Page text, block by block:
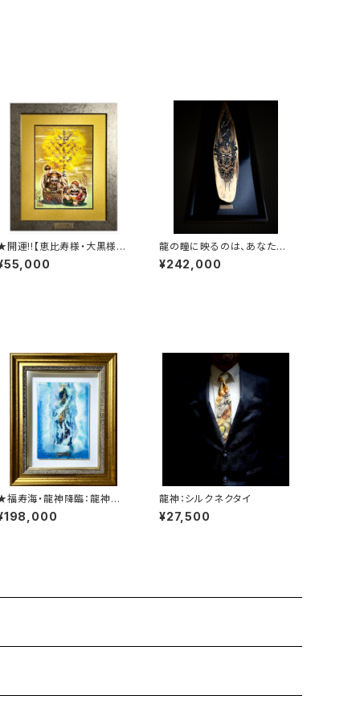
開運!!【恵比寿様・大黒様の
のなる木】ミクスドメディア・
ークレー
龍の瞳に映るのは、あなた自
身 / 龍木シリーズ【性猶杞龍】
¥242,000
福寿海・龍神降臨：龍神の
秘を表現したミクスドメディ
作品
龍神：シルクネクタイ
¥27,500